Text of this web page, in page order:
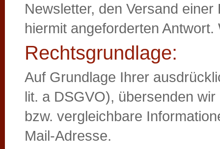
Newsletter, den Versand
hiermit angeforderten
Rechtsgrundlage:
Auf Grundlage Ihrer
lit. a DSGVO), übersenden
bzw. vergleichbare
Mail-Adresse.